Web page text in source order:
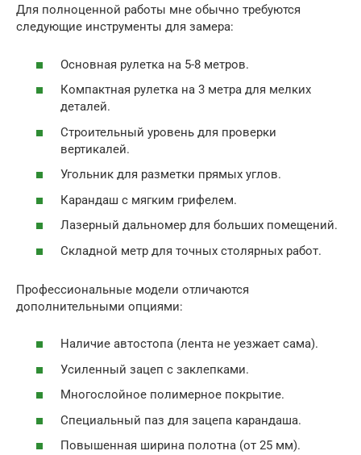
Для полноценной работы мне обычно требуются
следующие инструменты для замера:
Основная рулетка на 5-8 метров.
Компактная рулетка на 3 метра для мелких
деталей.
Строительный уровень для проверки
вертикалей.
Угольник для разметки прямых углов.
Карандаш с мягким грифелем.
Лазерный дальномер для больших помещений.
Складной метр для точных столярных работ.
Профессиональные модели отличаются
дополнительными опциями:
Наличие автостопа (лента не уезжает сама).
Усиленный зацеп с заклепками.
Многослойное полимерное покрытие.
Специальный паз для зацепа карандаша.
Повышенная ширина полотна (от 25 мм).